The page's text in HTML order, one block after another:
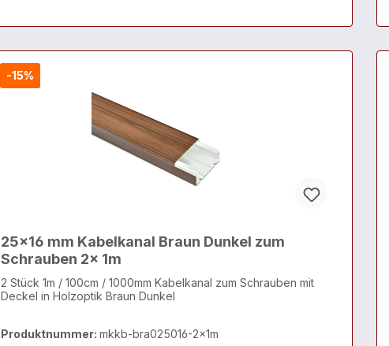
-15%
25x16 mm Kabelkanal Braun Dunkel zum
Schrauben 2x 1m
2 Stück 1m / 100cm / 1000mm Kabelkanal zum Schrauben mit
Deckel in Holzoptik Braun Dunkel
Produktnummer: mkkb-bra025016-2x1m